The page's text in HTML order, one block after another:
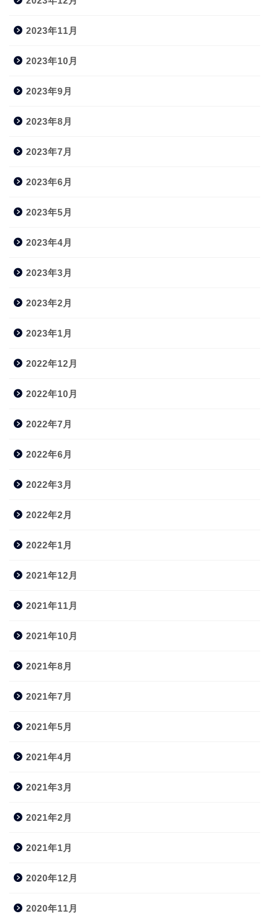
2023年11月
2023年10月
2023年9月
2023年8月
2023年7月
2023年6月
2023年5月
2023年4月
2023年3月
2023年2月
2023年1月
2022年12月
2022年10月
2022年7月
2022年6月
2022年3月
2022年2月
2022年1月
2021年12月
2021年11月
2021年10月
2021年8月
2021年7月
2021年5月
2021年4月
2021年3月
2021年2月
2021年1月
2020年12月
2020年11月